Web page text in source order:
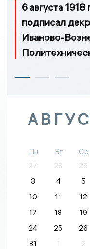
6 августа
подписал
Иваново-
Пн Вт Ср
27
28 29
3
4 5
10
11 12
17
18 19
24
25 26
31
1 2